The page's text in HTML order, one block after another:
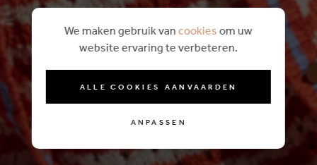
We maken gebruik van cookies om uw
website ervaring te verbeteren.
ALLE COOKIES AANVAARDEN
ANPASSEN